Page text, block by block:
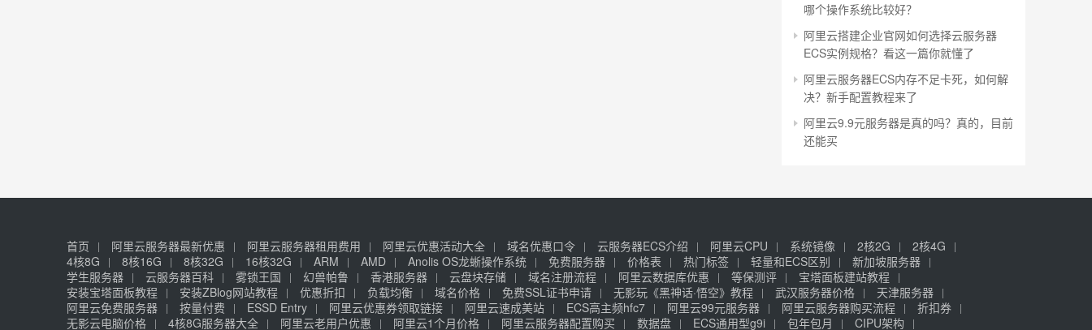
哪个操作系统比较好？
阿里云搭建企业官网如何选择云服务器
ECS实例规格？看这一篇你就懂了
阿里云服务器ECS内存不足卡死，如何解
决？新手配置教程来了
阿里云9.9元服务器是真的吗？真的，目前
还能买
首页 阿里云服务器最新优惠 阿里云服务器租用费用 阿里云优惠活动大全 域名优惠口令 云服务器ECS介绍 阿里云CPU 系统镜像 2核2G
2核4G
4核8G
8核16G 8核32G 16核32G ARM AMD Anolis OS龙蜥操作系统 免费服务器 价格表 热门标签 轻量和ECS区别
新加坡服务器
学生服务器
云服务器百科 雾锁王国 幻兽帕鲁 香港服务器 云盘块存储 域名注册流程 阿里云数据库优惠 等保测评
宝塔面板建站教程
安装宝塔面板教程
安装ZBlog网站教程 优惠折扣 负载均衡 域名价格 免费SSL证书申请 无影玩《黑神话·悟空》教程 武汉服务器价格
天津服务器
阿里云免费服务器
按量付费 ESSD Entry 阿里云优惠券领取链接 阿里云速成美站 ECS高主频hfc7 阿里云99元服务器 阿里云服务器购买流程
折扣券
无影云电脑价格
4核8G服务器大全 阿里云老用户优惠 阿里云1个月价格 阿里云服务器配置购买 数据盘 ECS通用型g9i 包年包月 CIPU架构